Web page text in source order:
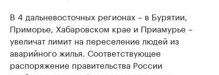
В 4 дальневосточных регионах – в Бурятии,
Приморье, Хабаровском крае и Приамурье –
увеличат лимит на переселение людей из
аварийного жилья. Соответствующее
распоряжение правительства России